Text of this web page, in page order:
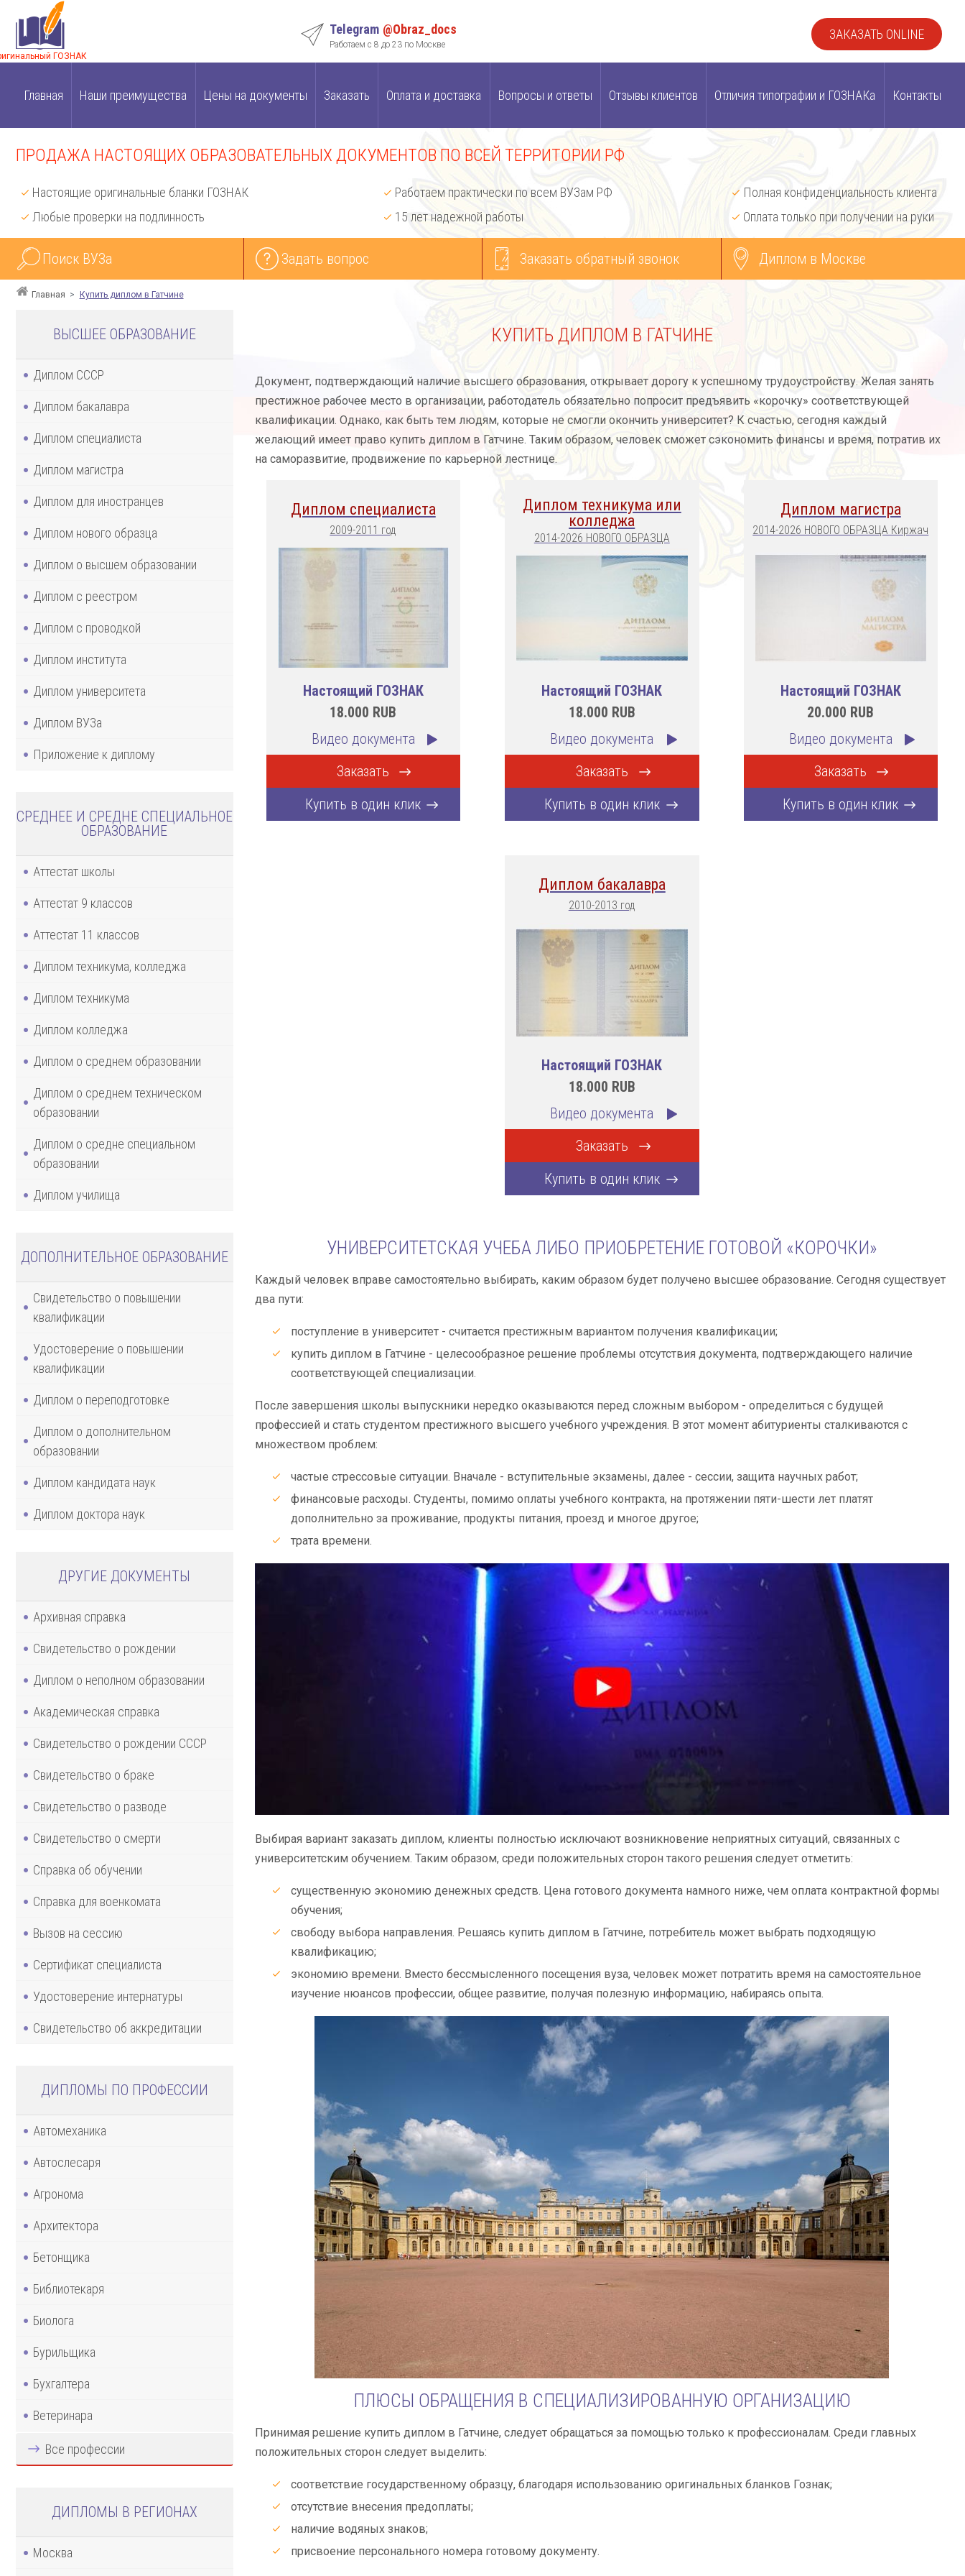
ГОЗНАК
Telegram @Obraz_docs
Работаем с 8 до 23 по Москве
ЗАКАЗАТЬ ONLINE
Главная Наши преимущества Цены на документы Заказать Оплата и доставка Вопросы и ответы Отзывы клиентов Отличия типографии и ГОЗНАКа Контакты
ПРОДАЖА НАСТОЯЩИХ ОБРАЗОВАТЕЛЬНЫХ ДОКУМЕНТОВ ПО ВСЕЙ ТЕРРИТОРИИ РФ
Настоящие оригинальные бланки ГОЗНАК
Любые проверки на подлинность
Работаем практически по всем ВУЗам РФ
15 лет надежной работы
Полная конфиденциальность клиента
Оплата только при получении на руки
Поиск ВУЗа Задать вопрос Заказать обратный звонок Диплом в Москве
Главная Купить диплом в Гатчине
ВЫСШЕЕ ОБРАЗОВАНИЕ
Диплом СССР
Диплом бакалавра
Диплом специалиста
Диплом магистра
Диплом для иностранцев
Диплом нового образца
Диплом о высшем образовании
Диплом с реестром
Диплом с проводкой
Диплом института
Диплом университета
Диплом ВУЗа
Приложение к диплому
СРЕДНЕЕ И СРЕДНЕ СПЕЦИАЛЬНОЕ
ОБРАЗОВАНИЕ
Аттестат школы
Аттестат 9 классов
Аттестат 11 классов
Диплом техникума, колледжа
Диплом техникума
Диплом колледжа
Диплом о среднем образовании
Диплом о среднем техническом
образовании
Диплом о средне специальном
образовании
Диплом училища
ДОПОЛНИТЕЛЬНОЕ ОБРАЗОВАНИЕ
Свидетельство о повышении
квалификации
Удостоверение о повышении
квалификации
Диплом о переподготовке
Диплом о дополнительном
образовании
Диплом кандидата наук
Диплом доктора наук
ДРУГИЕ ДОКУМЕНТЫ
Архивная справка
Свидетельство о рождении
Диплом о неполном образовании
Академическая справка
Свидетельство о рождении СССР
Свидетельство о браке
Свидетельство о разводе
Свидетельство о смерти
Справка об обучении
Справка для военкомата
Вызов на сессию
Сертификат специалиста
Удостоверение интернатуры
Свидетельство об аккредитации
ДИПЛОМЫ ПО ПРОФЕССИИ
Автомеханика
Автослесаря
Агронома
Архитектора
Бетонщика
Библиотекаря
Биолога
Бурильщика
Бухгалтера
Ветеринара
Все профессии
ДИПЛОМЫ В РЕГИОНАХ
Москва
КУПИТЬ ДИПЛОМ В ГАТЧИНЕ
Документ, подтверждающий наличие высшего образования, открывает дорогу к успешному трудоустройству. Желая занять
престижное рабочее место в организации, работодатель обязательно попросит предъявить «корочку» соответствующей
квалификации. Однако, как быть тем людям, которые не смогли окончить университет? К счастью, сегодня каждый
желающий имеет право купить диплом в Гатчине. Таким образом, человек сможет сэкономить финансы и время, потратив их
на саморазвитие, продвижение по карьерной лестнице.
Диплом специалиста
2009-2011 год
Настоящий ГОЗНАК
18.000 RUB
Видео документа
Заказать
Купить в один клик
Диплом техникума или
колледжа
2014-2026 НОВОГО ОБРАЗЦА
Настоящий ГОЗНАК
18.000 RUB
Видео документа
Заказать
Купить в один клик
Диплом магистра
2014-2026 НОВОГО ОБРАЗЦА Киржач
Настоящий ГОЗНАК
20.000 RUB
Видео документа
Заказать
Купить в один клик
Диплом бакалавра
2010-2013 год
Настоящий ГОЗНАК
18.000 RUB
Видео документа
Заказать
Купить в один клик
УНИВЕРСИТЕТСКАЯ УЧЕБА ЛИБО ПРИОБРЕТЕНИЕ ГОТОВОЙ «КОРОЧКИ»
Каждый человек вправе самостоятельно выбирать, каким образом будет получено высшее образование. Сегодня существует
два пути:
поступление в университет - считается престижным вариантом получения квалификации;
купить диплом в Гатчине - целесообразное решение проблемы отсутствия документа, подтверждающего наличие
соответствующей специализации.
После завершения школы выпускники нередко оказываются перед сложным выбором - определиться с будущей
профессией и стать студентом престижного высшего учебного учреждения. В этот момент абитуриенты сталкиваются с
множеством проблем:
частые стрессовые ситуации. Вначале - вступительные экзамены, далее - сессии, защита научных работ;
финансовые расходы. Студенты, помимо оплаты учебного контракта, на протяжении пяти-шести лет платят
дополнительно за проживание, продукты питания, проезд и многое другое;
трата времени.
Выбирая вариант заказать диплом, клиенты полностью исключают возникновение неприятных ситуаций, связанных с
университетским обучением. Таким образом, среди положительных сторон такого решения следует отметить:
существенную экономию денежных средств. Цена готового документа намного ниже, чем оплата контрактной формы
обучения;
свободу выбора направления. Решаясь купить диплом в Гатчине, потребитель может выбрать подходящую
квалификацию;
экономию времени. Вместо бессмысленного посещения вуза, человек может потратить время на самостоятельное
изучение нюансов профессии, общее развитие, получая полезную информацию, набираясь опыта.
ПЛЮСЫ ОБРАЩЕНИЯ В СПЕЦИАЛИЗИРОВАННУЮ ОРГАНИЗАЦИЮ
Принимая решение купить диплом в Гатчине, следует обращаться за помощью только к профессионалам. Среди главных
положительных сторон следует выделить:
соответствие государственному образцу, благодаря использованию оригинальных бланков Гознак;
отсутствие внесения предоплаты;
наличие водяных знаков;
присвоение персонального номера готовому документу.